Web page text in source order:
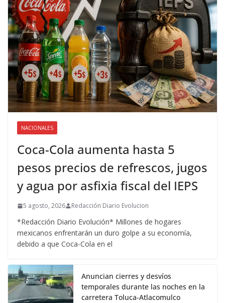
NACIONALES
Coca-Cola aumenta hasta 5
pesos precios de refrescos, jugos
y agua por asfixia fiscal del IEPS
5 agosto, 2026 Redacción Diario Evolucion
*Redacción Diario Evolución* Millones de hogares
mexicanos enfrentarán un duro golpe a su economía,
debido a que Coca-Cola en el
Anuncian cierres y desvíos
temporales durante las noches en la
carretera Toluca-Atlacomulco